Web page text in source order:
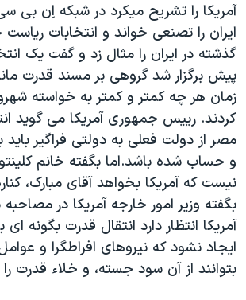
آمريکا را تشريح ميکرد در شبکه اِن بی
ايران را تصنعی خواند و انتخابات
پيش برگزار شد گروهی بر مسند قدرت
زمان هر چه کمتر و کمتر به خواسته
کردند. رييس جمهوری آمريکا می گويد
مصر از دولت فعلی به دولتی فراگير بايد
و حساب شده باشد.اما بگفته خانم
نيست که آمريکا بخواهد آقای مبارک،
بگفته وزير امور خارجه آمريکا در
آمريکا انتظار دارد انتقال قدرت بگونه
ايجاد نشود که نيروهای افراطگرا و
بتوانند از آن سود جسته، و خلاء قدرت را